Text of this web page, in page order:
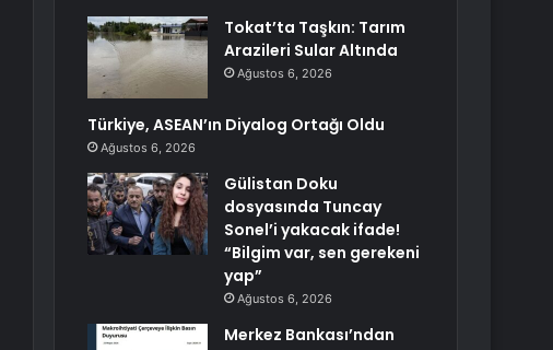
Tokat’ta Taşkın: Tarım
Arazileri Sular Altında
Ağustos 6, 2026
Türkiye, ASEAN’ın Diyalog Ortağı Oldu
Ağustos 6, 2026
Gülistan Doku
dosyasında Tuncay
Sonel’i yakacak ifade!
“Bilgim var, sen gerekeni
yap”
Ağustos 6, 2026
Merkez Bankası’ndan